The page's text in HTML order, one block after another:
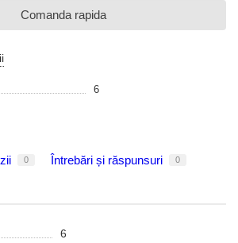
Comanda rapida
6
0 Întrebări și răspunsuri 0
6